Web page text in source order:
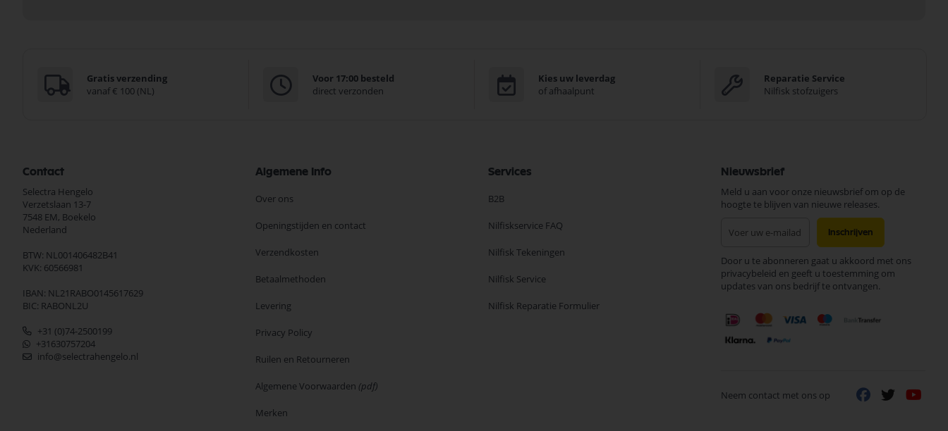
Gratis verzending
vanaf € 100 (NL)
Voor 17:00 besteld
direct verzonden
Kies uw leverdag
of afhaalpunt
Reparatie Service
Nilfisk stofzuigers
Contact
Selectra Hengelo
Verzetslaan 13-7
7548 EM, Boekelo
Nederland
BTW: NL001406482B41
KVK: 60566981
IBAN: NL21RABO0145617629
BIC: RABONL2U
+31 (0)74-2500199
+31630757204
info@selectrahengelo.nl
Algemene Info
Over ons
Openingstijden en contact
Verzendkosten
Betaalmethoden
Levering
Privacy Policy
Ruilen en Retourneren
Algemene Voorwaarden (pdf)
Merken
Services
B2B
Nilfiskservice FAQ
Nilfisk Tekeningen
Nilfisk Service
Nilfisk Reparatie Formulier
Nieuwsbrief
Meld u aan voor onze nieuwsbrief om op de
hoogte te blijven van nieuwe releases.
onze
nieuwsbrief
Inschrijven
Door u te abonneren gaat u akkoord met ons
privacybeleid en geeft u toestemming om
updates van ons bedrijf te ontvangen.
Neem contact met ons op